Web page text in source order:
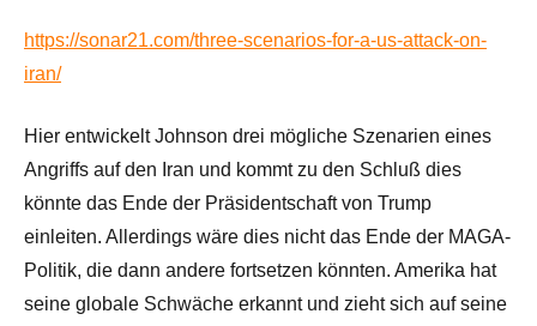
https://sonar21.com/three-scenarios-for-a-us-attack-on-
iran/
Hier entwickelt Johnson drei mögliche Szenarien eines
Angriffs auf den Iran und kommt zu den Schluß dies
könnte das Ende der Präsidentschaft von Trump
einleiten. Allerdings wäre dies nicht das Ende der MAGA-
Politik, die dann andere fortsetzen könnten. Amerika hat
seine globale Schwäche erkannt und zieht sich auf seine